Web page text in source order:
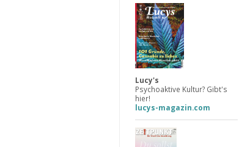
Lucy's
Psychoaktive Kultur? Gibt's
hier!
lucys-magazin.com